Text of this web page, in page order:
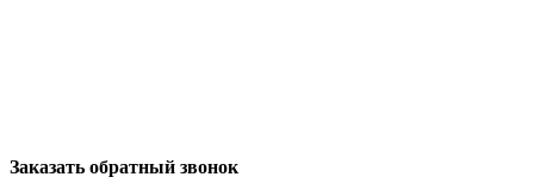
Заказать обратный звонок